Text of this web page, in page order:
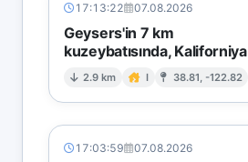
17:13:22 07.08.2026
Geysers'in 7 km
kuzeybatısında, Kaliforniya
2.9 km I 38.81, -122.82
17:03:59 07.08.2026